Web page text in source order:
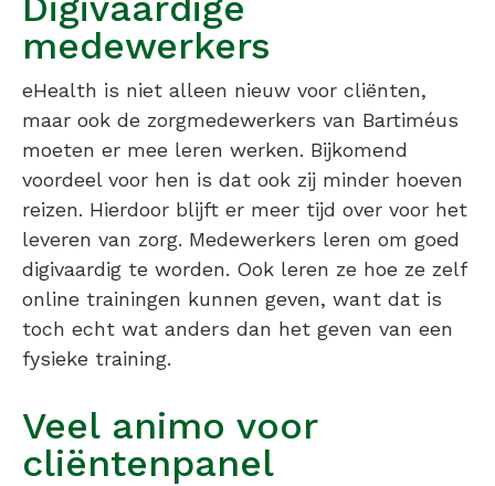
medewerkers
eHealth is niet alleen nieuw voor cliënten,
maar ook de zorgmedewerkers van Bartiméus
moeten er mee leren werken. Bijkomend
voordeel voor hen is dat ook zij minder hoeven
reizen. Hierdoor blijft er meer tijd over voor het
leveren van zorg. Medewerkers leren om goed
digivaardig te worden. Ook leren ze hoe ze zelf
online trainingen kunnen geven, want dat is
toch echt wat anders dan het geven van een
fysieke training.
Veel animo voor
cliëntenpanel